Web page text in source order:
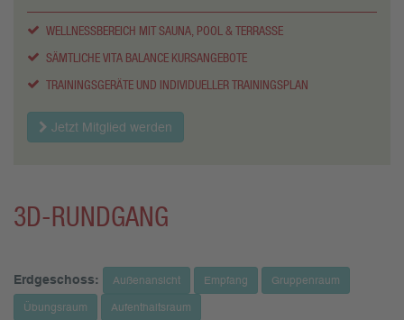
WELLNESSBEREICH MIT SAUNA, POOL & TERRASSE
SÄMTLICHE VITA BALANCE KURSANGEBOTE
TRAININGSGERÄTE UND INDIVIDUELLER TRAININGSPLAN
Jetzt Mitglied werden
3D-RUNDGANG
Erdgeschoss: Außenansicht Empfang Gruppenraum
Übungsraum Aufenthaltsraum